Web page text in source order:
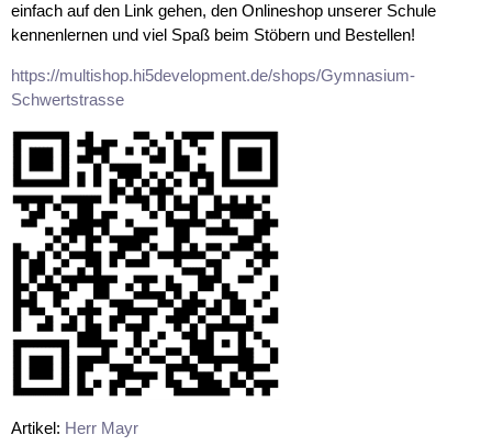
einfach auf den Link gehen, den Onlineshop unserer Schule
kennenlernen und viel Spaß beim Stöbern und Bestellen!
https://multishop.hi5development.de/shops/Gymnasium-
Schwertstrasse
Artikel: Herr Mayr